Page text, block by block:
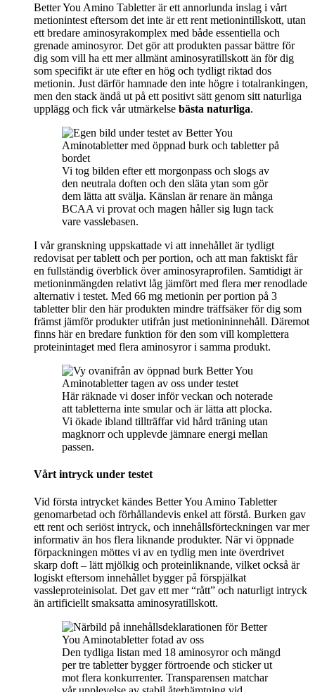
Better You Amino Tabletter är ett annorlunda inslag i vårt
metionintest eftersom det inte är ett rent metionintillskott, utan
ett bredare aminosyrakomplex med både essentiella och
grenade aminosyror. Det gör att produkten passar bättre för
dig som vill ha ett mer allmänt aminosyratillskott än för dig
som specifikt är ute efter en hög och tydligt riktad dos
metionin. Just därför hamnade den inte högre i totalrankingen,
men den stack ändå ut på ett positivt sätt genom sitt naturliga
upplägg och fick vår utmärkelse bästa naturliga.
Vi tog bilden efter ett morgonpass och slogs av
den neutrala doften och den släta ytan som gör
dem lätta att svälja. Känslan är renare än många
BCAA vi provat och magen håller sig lugn tack
vare vasslebasen.
I vår granskning uppskattade vi att innehållet är tydligt
redovisat per tablett och per portion, och att man faktiskt får
en fullständig överblick över aminosyraprofilen. Samtidigt är
metioninmängden relativt låg jämfört med flera mer renodlade
alternativ i testet. Med 66 mg metionin per portion på 3
tabletter blir den här produkten mindre träffsäker för dig som
främst jämför produkter utifrån just metionininnehåll. Däremot
finns här en bredare funktion för den som vill komplettera
proteinintaget med flera aminosyror i samma produkt.
Här räknade vi doser inför veckan och noterade
att tabletterna inte smular och är lätta att plocka.
Vi ökade ibland tillträffar vid hård träning utan
magknorr och upplevde jämnare energi mellan
passen.
Vårt intryck under testet
Vid första intrycket kändes Better You Amino Tabletter
genomarbetad och förhållandevis enkel att förstå. Burken gav
ett rent och seriöst intryck, och innehållsförteckningen var mer
informativ än hos flera liknande produkter. När vi öppnade
förpackningen möttes vi av en tydlig men inte överdrivet
skarp doft – lätt mjölkig och proteinliknande, vilket också är
logiskt eftersom innehållet bygger på förspjälkat
vassleproteinisolat. Det gav ett mer “rått” och naturligt intryck
än artificiellt smaksatta aminosyratillskott.
Den tydliga listan med 18 aminosyror och mängd
per tre tabletter bygger förtroende och sticker ut
mot flera konkurrenter. Transparensen matchar